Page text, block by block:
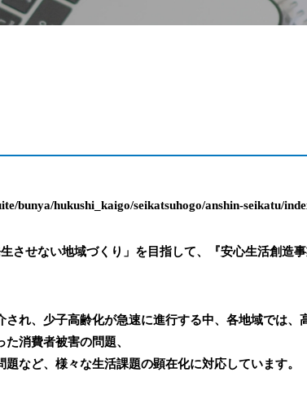
bunya/hukushi_kaigo/seikatsuhogo/anshin-seikatu/
させない地域づくり」を目指して、『安心生活創造
れ、少子高齢化が急速に進行する中、各地域では、
消費者被害の問題、
など、様々な生活課題の顕在化に対応しています。